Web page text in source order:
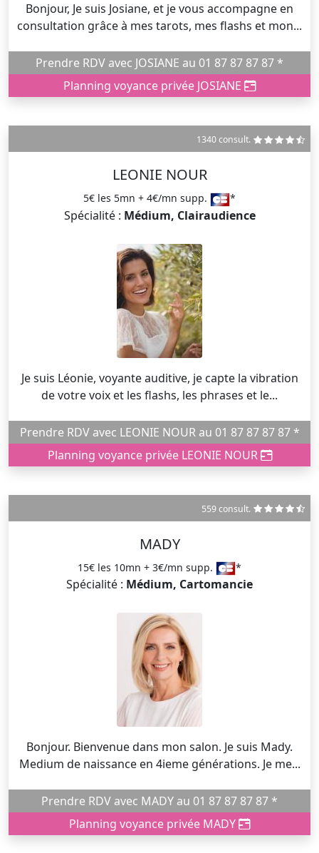
Bonjour, Je suis Josiane, et je vous accompagne en
consultation grâce à mes tarots, mes flashs et mon...
Prendre RDV avec JOSIANE au 01 87 87 87 87 *
Planning voyance privée JOSIANE
1340 consult.
LEONIE NOUR
5€ les 5mn + 4€/mn supp. *
Spécialité : Médium, Clairaudience
Je suis Léonie, voyante auditive, je capte la vibration
de votre voix et les flashs, les phrases et le...
Prendre RDV avec LEONIE NOUR au 01 87 87 87 87 *
Planning voyance privée LEONIE NOUR
559 consult.
MADY
15€ les 10mn + 3€/mn supp. *
Spécialité : Médium, Cartomancie
Bonjour. Bienvenue dans mon salon. Je suis Mady.
Medium de naissance en 4ieme générations. Je me...
Prendre RDV avec MADY au 01 87 87 87 87 *
Planning voyance privée MADY